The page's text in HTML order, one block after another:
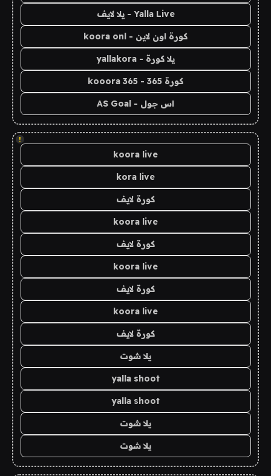
Yalla Live - يلا لايف
كورة اون لاين - koora onl
يلا كورة - yallakora
كورة 365 - kooora 365
اس جول - AS Goal
!
koora live
kora live
كورة لايف
koora live
كورة لايف
koora live
كورة لايف
koora live
كورة لايف
يلا شوت
yalla shoot
yalla shoot
يلا شوت
يلا شوت